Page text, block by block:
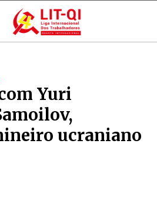
Yuri
ucraniano